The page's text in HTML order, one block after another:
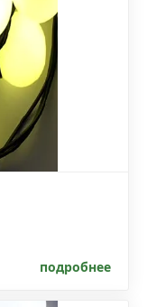
подробнее